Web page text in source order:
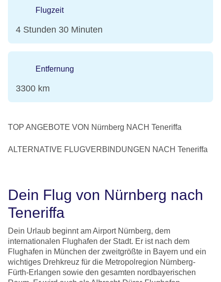
Flugzeit
4 Stunden 30 Minuten
Entfernung
3300 km
TOP ANGEBOTE VON Nürnberg NACH Teneriffa
ALTERNATIVE FLUGVERBINDUNGEN NACH Teneriffa
Dein Flug von Nürnberg nach
Teneriffa
Dein Urlaub beginnt am Airport Nürnberg, dem
internationalen Flughafen der Stadt. Er ist nach dem
Flughafen in München der zweitgrößte in Bayern und ein
wichtiges Drehkreuz für die Metropolregion Nürnberg-
Fürth-Erlangen sowie den gesamten nordbayerischen